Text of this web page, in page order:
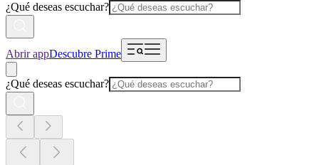
¿Qué deseas escuchar?
Abrir appDescubre Prime
¿Qué deseas escuchar?